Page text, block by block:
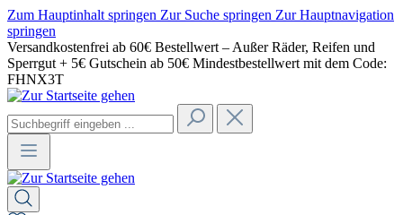
Zum Hauptinhalt springen Zur Suche springen Zur Hauptnavigation
springen
Versandkostenfrei ab 60€ Bestellwert – Außer Räder, Reifen und
Sperrgut + 5€ Gutschein ab 50€ Mindestbestellwert mit dem Code:
FHNX3T